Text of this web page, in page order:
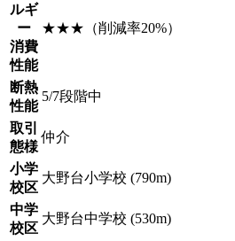
ルギ
ー
消費
性能
★★★（削減率20%）
断熱
性能
5/7段階中
取引
態様
仲介
小学
校区
大野台小学校 (790m)
中学
校区
大野台中学校 (530m)